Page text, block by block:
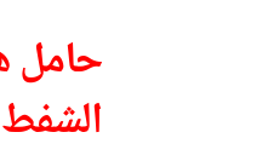
حامل
الشفط